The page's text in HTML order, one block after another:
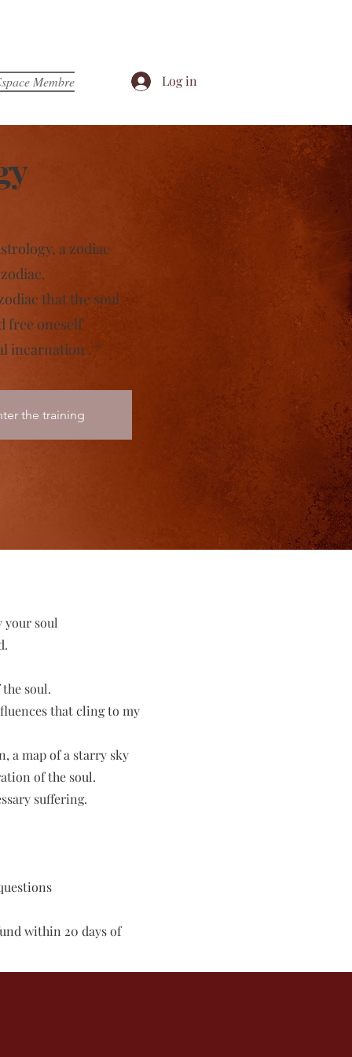
Membre Log in
a zodiac
that the soul
free oneself
incarnation . ''
the training
your soul
the soul.
that cling to my
a map of a starry sky
of the soul.
suffering.
within 20 days of